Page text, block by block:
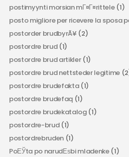
postimyynti morsian mГ¤Г¤rittele(1)
posto migliore per ricevere la sposa
postorder brudbyrÃ¥ (2)
postordre brud(1)
postordre brud artikler(1)
postordre brud nettsteder legitime
postordre brudefakta(1)
postordre brudefaq (1)
postordre brudekatalog(1)
postordre-brud(1)
postordrebruden (1)
PoЕЎta po narudЕѕbi mladenke(1)